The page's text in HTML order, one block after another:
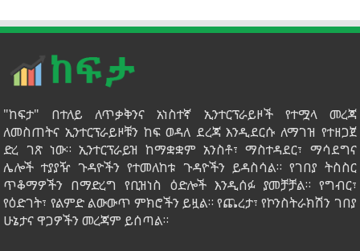
"ከፍታ" በተለይ ለጥቃቅንና አነስተኛ ኢንተርፕራይዞች የተሟላ መረጃ
ለመስጠትና ኢንተርፕራይዞቹን ከፍ ወዳለ ደረጃ እንዲደርሱ ለማገዝ የተዘጋጀ
ድረ ገጽ ነው። ኢንተርፕራይዝ ከማቋቋም አንስቶ፣ ማስተዳደር፣ ማሳደግና
ሌሎች ተያያዥ ጉዳዮችን የተመለከቱ ጉዳዮችን ይዳስሳል። የገበያ ትስስር
ጥቆማዎችን በማድረግ የቢዝነስ ዕድሎች እንዲሰፉ ያመቻቻል። የግብር፣
የዕድገት፣ የልምድ ልውውጥ ምክሮችን ይዟል። የጨረታ፣ የኮንስትራክሽን ገበያ
ሁኔታና ዋጋዎችን መረጃም ይሰጣል።